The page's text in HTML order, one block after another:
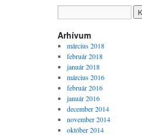
Arhívum
március 2018
február 2018
január 2018
március 2016
február 2016
január 2016
december 2014
november 2014
október 2014